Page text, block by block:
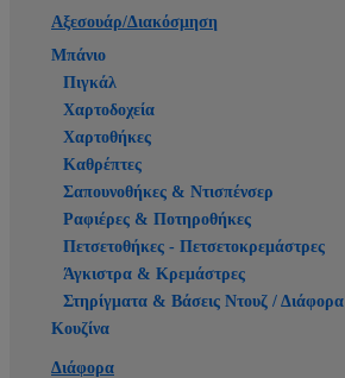
Αξεσουάρ/Διακόσμηση
Μπάνιο
Πιγκάλ
Χαρτοδοχεία
Χαρτοθήκες
Καθρέπτες
Σαπουνοθήκες & Ντισπένσερ
Ραφιέρες & Ποτηροθήκες
Πετσετοθήκες - Πετσετοκρεμάστρες
Άγκιστρα & Κρεμάστρες
Στηρίγματα & Βάσεις Ντουζ / Διάφορα
Κουζίνα
Διάφορα